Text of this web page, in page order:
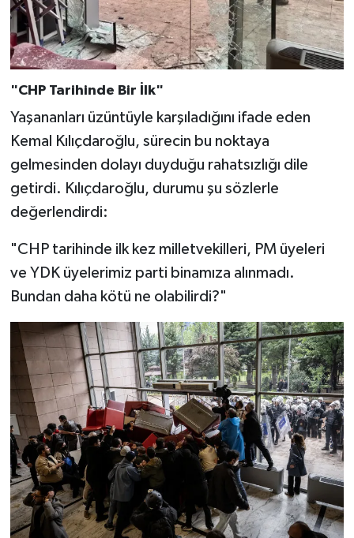
"CHP Tarihinde Bir İlk"
Yaşananları üzüntüyle karşıladığını ifade eden
Kemal Kılıçdaroğlu, sürecin bu noktaya
gelmesinden dolayı duyduğu rahatsızlığı dile
getirdi. Kılıçdaroğlu, durumu şu sözlerle
değerlendirdi:
"CHP tarihinde ilk kez milletvekilleri, PM üyeleri
ve YDK üyelerimiz parti binamıza alınmadı.
Bundan daha kötü ne olabilirdi?"